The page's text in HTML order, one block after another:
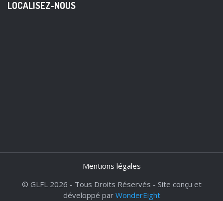
LOCALISEZ-NOUS
Mentions légales
© GLFL 2026 - Tous Droits Réservés - Site conçu et
développé par WonderEight